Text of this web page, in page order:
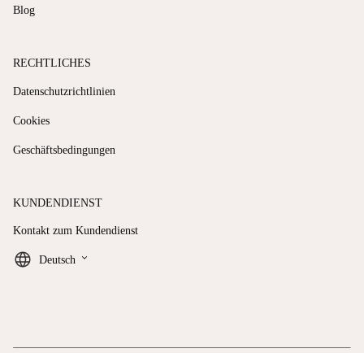
Blog
RECHTLICHES
Datenschutzrichtlinien
Cookies
Geschäftsbedingungen
KUNDENDIENST
Kontakt zum Kundendienst
Deutsch keyboard_arrow_down